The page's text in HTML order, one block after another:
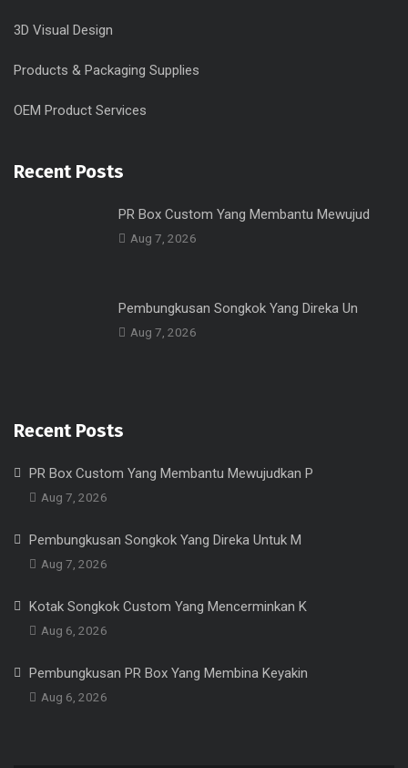
3D Visual Design
Products & Packaging Supplies
OEM Product Services
Recent Posts
PR Box Custom Yang Membantu Mewujud
Aug 7, 2026
Pembungkusan Songkok Yang Direka Un
Aug 7, 2026
Recent Posts
PR Box Custom Yang Membantu Mewujudkan P
Aug 7, 2026
Pembungkusan Songkok Yang Direka Untuk M
Aug 7, 2026
Kotak Songkok Custom Yang Mencerminkan K
Aug 6, 2026
Pembungkusan PR Box Yang Membina Keyakin
Aug 6, 2026